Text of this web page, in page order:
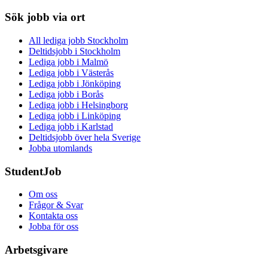
Sök jobb via ort
All lediga jobb Stockholm
Deltidsjobb i Stockholm
Lediga jobb i Malmö
Lediga jobb i Västerås
Lediga jobb i Jönköping
Lediga jobb i Borås
Lediga jobb i Helsingborg
Lediga jobb i Linköping
Lediga jobb i Karlstad
Deltidsjobb över hela Sverige
Jobba utomlands
StudentJob
Om oss
Frågor & Svar
Kontakta oss
Jobba för oss
Arbetsgivare